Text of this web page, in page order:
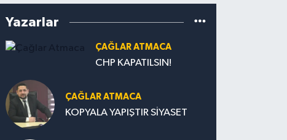
Yazarlar
ÇAĞLAR ATMACA
CHP KAPATILSIN!
ÇAĞLAR ATMACA
KOPYALA YAPIŞTIR SİYASET